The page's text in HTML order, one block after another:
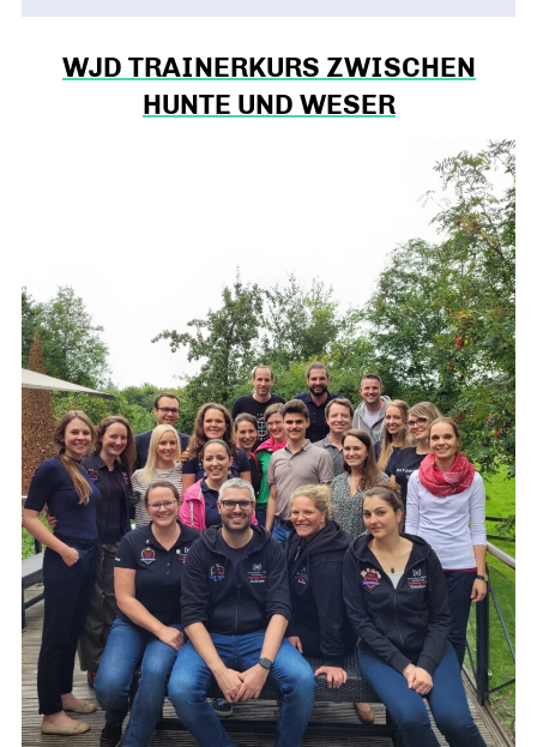
WJD TRAINERKURS ZWISCHEN
HUNTE UND WESER